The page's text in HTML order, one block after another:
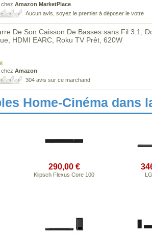
chez Amazon MarketPlace
Aucun avis, soyez le premier à déposer le votre
De Son Caisson De Basses sans Fil 3.1,
HDMI EARC, Roku TV Prêt, 620W
chez Amazon
304 avis sur ce marchand
Home-Cinéma dans
290,00 €
Klipsch Flexus Core 100